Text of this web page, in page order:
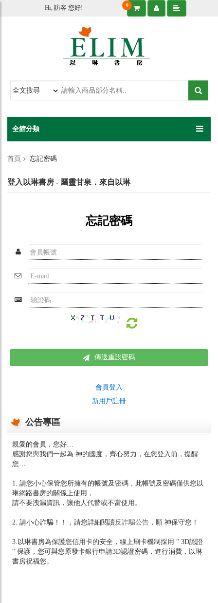
Hi, 訪客 您好! 0
全館分類
首頁 忘記密碼
登入以琳書房 - 屬靈甘泉．來自以琳
忘記密碼
傳送重設密碼
會員登入
新用戶註冊
公告專區
親愛的會員，您好…
感謝您與我們一起為 神的國度，齊心努力，在您登入前，提醒
您…
1. 請您小心保管您所擁有的帳號及密碼，此帳號及密碼僅供您以
琳網路書房的關係上使用，
請不要洩漏資訊，讓他人代替或不當使用。
2. 請小心詐騙！！，請您詳細閱讀反詐騙公告 ，願 神保守您！
3.以琳書房為保護您信用卡的安全，線上刷卡機制採用 " 3D認證
" 保護，您可與您原發卡銀行申請3D認證密碼，進行消費，以琳
書房祝福您。